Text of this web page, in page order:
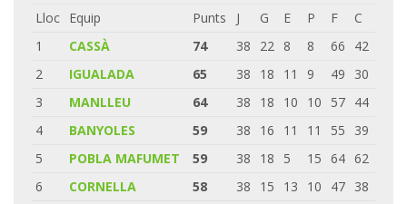
Lloc Equip Punts J G E P F
C
1
CASSÀ 74 38 22 8 8 66
42
2
IGUALADA 65 38 18 11 9 49
30
3
MANLLEU 64 38 18 10 10 57 44
4
BANYOLES 59 38 16 11 11 55
39
5
POBLA MAFUMET 59 38 18 5 15 64 62
6
CORNELLA 58 38 15 13 10 47 38